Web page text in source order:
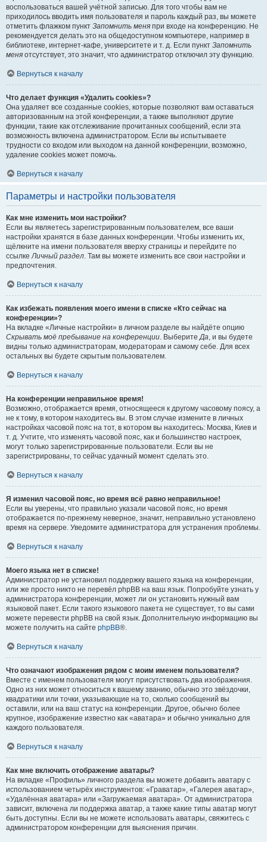
воспользоваться вашей учётной записью. Для того чтобы вам не
приходилось вводить имя пользователя и пароль каждый раз, вы можете
отметить флажком пункт Запомнить меня при входе на конференцию. Не
рекомендуется делать это на общедоступном компьютере, например в
библиотеке, интернет-кафе, университете и т. д. Если пункт Запомнить
меня отсутствует, это значит, что администратор отключил эту функцию.
Вернуться к началу
Что делает функция «Удалить cookies»?
Она удаляет все созданные cookies, которые позволяют вам оставаться
авторизованным на этой конференции, а также выполняют другие
функции, такие как отслеживание прочитанных сообщений, если эта
возможность включена администратором. Если вы испытываете
трудности со входом или выходом на данной конференции, возможно,
удаление cookies может помочь.
Вернуться к началу
Параметры и настройки пользователя
Как мне изменить мои настройки?
Если вы являетесь зарегистрированным пользователем, все ваши
настройки хранятся в базе данных конференции. Чтобы изменить их,
щёлкните на имени пользователя вверху страницы и перейдите по
ссылкеЛичный раздел. Там вы можете изменить все свои настройки и
предпочтения.
Вернуться к началу
Как избежать появления моего имени в списке «Кто сейчас на
конференции»?
На вкладке «Личные настройки» в личном разделе вы найдёте опцию
Скрывать моё пребывание на конференции. ВыберитеДа, и вы будете
видны только администраторам, модераторам и самому себе. Для всех
остальных вы будете скрытым пользователем.
Вернуться к началу
На конференции неправильное время!
Возможно, отображается время, относящееся к другому часовому поясу, а
не к тому, в котором находитесь вы. В этом случае измените в личных
настройках часовой пояс на тот, в котором вы находитесь: Москва, Киев и
т. д. Учтите, что изменять часовой пояс, как и большинство настроек,
могут только зарегистрированные пользователи. Если вы не
зарегистрированы, то сейчас удачный момент сделать это.
Вернуться к началу
Я изменил часовой пояс, но время всё равно неправильное!
Если вы уверены, что правильно указали часовой пояс, но время
отображается по-прежнему неверное, значит, неправильно установлено
время на сервере. Уведомите администратора для устранения проблемы.
Вернуться к началу
Моего языка нет в списке!
Администратор не установил поддержку вашего языка на конференции,
или же просто никто не перевёл phpBB на ваш язык. Попробуйте узнать у
администратора конференции, может ли он установить нужный вам
языковой пакет. Если такого языкового пакета не существует, то вы сами
можете перевести phpBB на свой язык. Дополнительную информацию вы
можете получить на сайте phpBB®.
Вернуться к началу
Что означают изображения рядом с моим именем пользователя?
Вместе с именем пользователя могут присутствовать два изображения.
Одно из них может относиться к вашему званию, обычно это звёздочки,
квадратики или точки, указывающие на то, сколько сообщений вы
оставили, или на ваш статус на конференции. Другое, обычно более
крупное, изображение известно как «аватара» и обычно уникально для
каждого пользователя.
Вернуться к началу
Как мне включить отображение аватары?
На вкладке «Профиль» личного раздела вы можете добавить аватару с
использованием четырёх инструментов: «Граватар», «Галерея аватар»,
«Удалённая аватара» или «Загружаемая аватара». От администратора
зависит, включена ли поддержка аватар, а также какие типы аватар могут
быть доступны. Если вы не можете использовать аватары, свяжитесь с
администратором конференции для выяснения причин.